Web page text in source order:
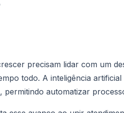
precisam lidar com um
todo. A inteligência
automatizar